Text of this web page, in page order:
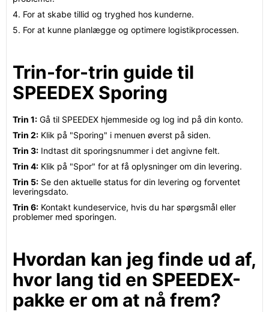
4. For at skabe tillid og tryghed hos kunderne.
5. For at kunne planlægge og optimere logistikprocessen.
Trin-for-trin guide til
SPEEDEX Sporing
Trin 1: Gå til SPEEDEX hjemmeside og log ind på din konto.
Trin 2: Klik på "Sporing" i menuen øverst på siden.
Trin 3: Indtast dit sporingsnummer i det angivne felt.
Trin 4: Klik på "Spor" for at få oplysninger om din levering.
Trin 5: Se den aktuelle status for din levering og forventet
leveringsdato.
Trin 6: Kontakt kundeservice, hvis du har spørgsmål eller
problemer med sporingen.
Hvordan kan jeg finde ud af,
hvor lang tid en SPEEDEX-
pakke er om at nå frem?